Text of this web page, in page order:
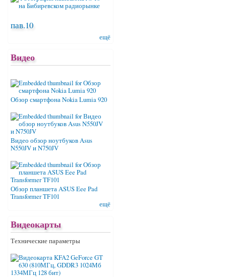
пав.10
ещё
Видео
Обзор смартфона Nokia Lumia 920
Видео обзор ноутбуков Asus
N550JV и N750JV
Обзор планшета ASUS Eee Pad
Transformer TF101
ещё
Видеокарты
Технические параметры